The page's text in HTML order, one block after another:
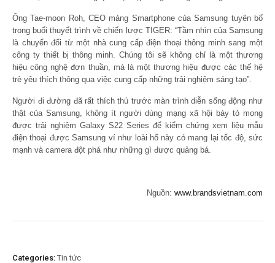
Ông Tae-moon Roh, CEO mảng Smartphone của Samsung tuyên bố
trong buổi thuyết trình về chiến lược TIGER: “Tầm nhìn của Samsung
là chuyển đổi từ một nhà cung cấp điện thoại thông minh sang một
công ty thiết bị thông minh. Chúng tôi sẽ không chỉ là một thương
hiệu công nghệ đơn thuần, mà là một thương hiệu được các thế hệ
trẻ yêu thích thông qua việc cung cấp những trải nghiệm sáng tạo”.
Người đi đường đã rất thích thú trước màn trình diễn sống động như
thật của Samsung, không ít người dùng mạng xã hội bày tỏ mong
được trải nghiệm Galaxy S22 Series để kiểm chứng xem liệu mẫu
điện thoại được Samsung ví như loài hổ này có mang lại tốc độ, sức
mạnh và camera đột phá như những gì được quảng bá.
Nguồn: www.brandsvietnam.com
Categories: Tin tức